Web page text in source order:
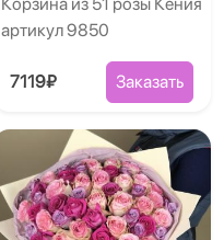
артикул 9850
7119₽ Заказать